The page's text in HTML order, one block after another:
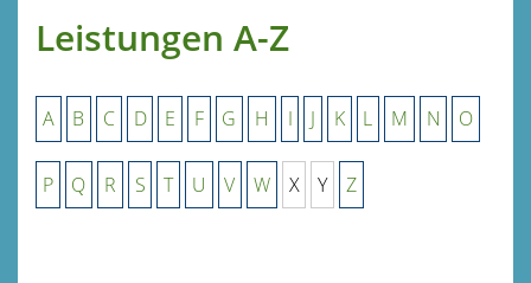
Leistungen A-Z
A B C D E F G H I J K L M N O
P Q R S T U V W X Y Z